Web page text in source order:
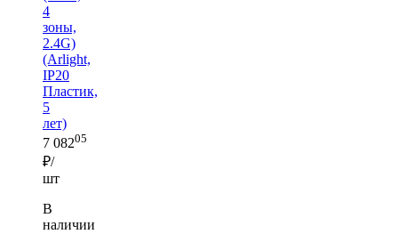
4
зоны,
2.4G)
(Arlight,
IP20
Пластик,
5
лет)
7 08205
₽/
шт
В
наличии